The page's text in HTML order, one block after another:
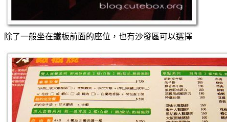
除了一般坐在鐵板前面的座位，也有沙發區可以選擇